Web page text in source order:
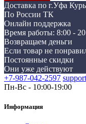
Доставка по г.Уфа
По России ТК
Онлайн поддержка
Время работы: 8:00 -
Возвращаем деньги
Если товар не
Постоянные скидки
Они уже действуют
+7-987-042-2597
Пн-Вс - 10:00-19:00
Информация